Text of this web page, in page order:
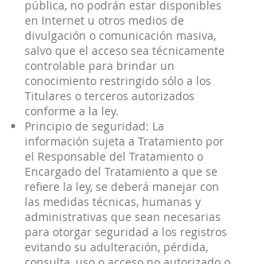
pública, no podrán estar disponibles
en Internet u otros medios de
divulgación o comunicación masiva,
salvo que el acceso sea técnicamente
controlable para brindar un
conocimiento restringido sólo a los
Titulares o terceros autorizados
conforme a la ley.
Principio de seguridad: La
información sujeta a Tratamiento por
el Responsable del Tratamiento o
Encargado del Tratamiento a que se
refiere la ley, se deberá manejar con
las medidas técnicas, humanas y
administrativas que sean necesarias
para otorgar seguridad a los registros
evitando su adulteración, pérdida,